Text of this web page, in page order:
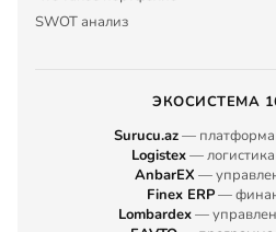
SWOT анализ
ЭКОСИСТЕМА
Surucu.az— платформа
Logistex— логистика
AnbarEX —
Finex ERP—
Lombardex—